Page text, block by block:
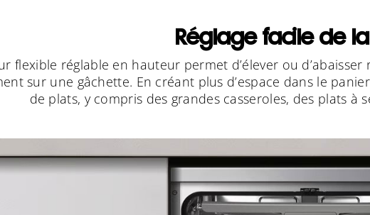
Réglage facile de
flexible réglable en hauteur permet d’élever ou
sur une gâchette. En créant plus d’espace dans le
de plats, y compris des grandes casseroles, des plats à